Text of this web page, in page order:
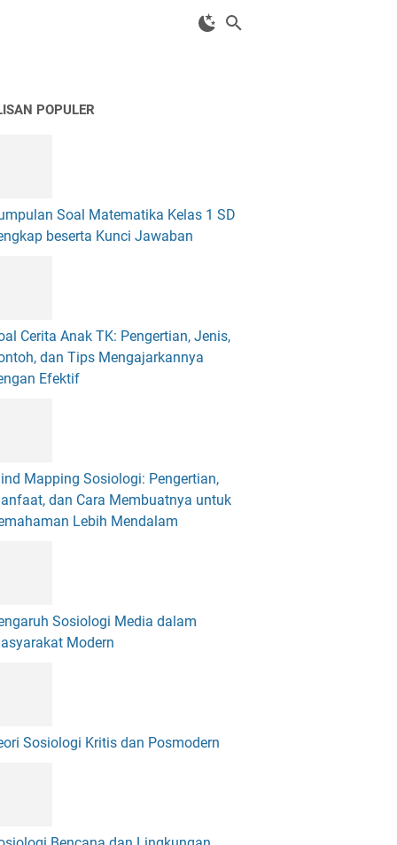
POPULER
Soal Matematika Kelas 1 SD
beserta Kunci Jawaban
Cerita Anak TK: Pengertian, Jenis,
dan Tips Mengajarkannya
Efektif
Mapping Sosiologi: Pengertian,
dan Cara Membuatnya untuk
Lebih Mendalam
Sosiologi Media dalam
Modern
Sosiologi Kritis dan Posmodern